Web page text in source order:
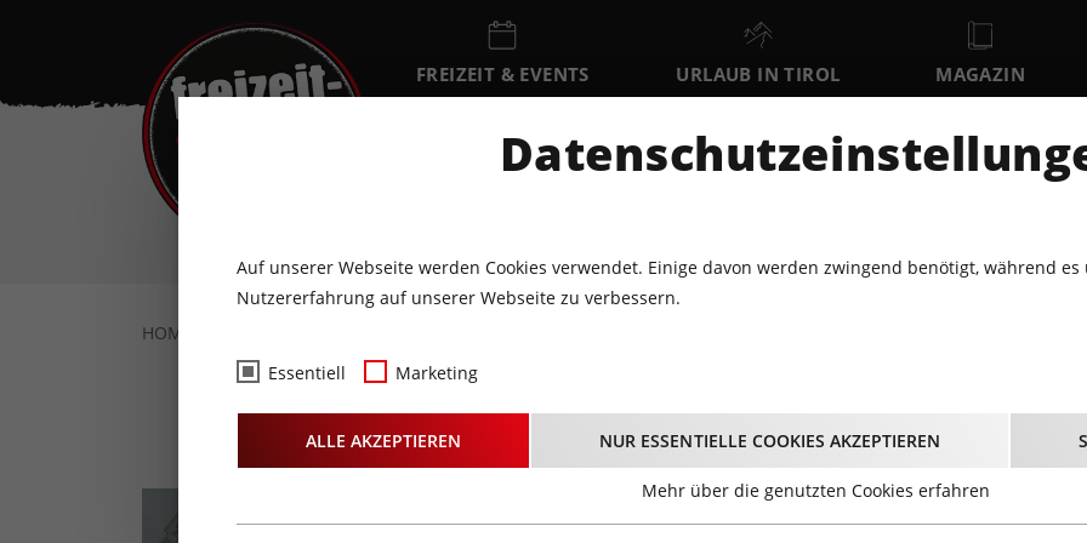
FREIZEIT & EVENTS URLAUB IN TIROL MAGAZIN
EVENTKALENDER
SA SO MO 11
HOME
Golden Roof Challenge
Auf unserer Webseite werden Cookies verwendet. Einige davon werden zwingend benötigt, während
Nutzererfahrung auf unserer Webseite zu verbessern.
Essentiell Marketing
ALLE AKZEPTIEREN NUR ESSENTIELLE COOKIES AKZEPTIEREN
Mehr über die genutzten Cookies erfahren